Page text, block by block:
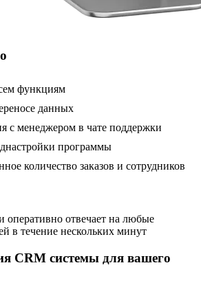
функциям
данных
с менеджером в чате поддержки
программы
количество заказов и сотрудников
оперативно отвечает на любые
в течение нескольких минут
CRM системы для вашего